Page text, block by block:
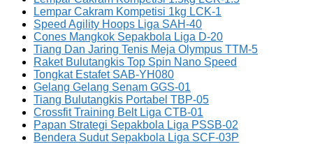
Lempar Cakram Kompetisi 1kg LCK-1
Speed Agility Hoops Liga SAH-40
Cones Mangkok Sepakbola Liga D-20
Tiang Dan Jaring Tenis Meja Olympus TTM-5
Raket Bulutangkis Top Spin Nano Speed
Tongkat Estafet SAB-YH080
Gelang Gelang Senam GGS-01
Tiang Bulutangkis Portabel TBP-05
Crossfit Training Belt Liga CTB-01
Papan Strategi Sepakbola Liga PSSB-02
Bendera Sudut Sepakbola Liga SCF-03P